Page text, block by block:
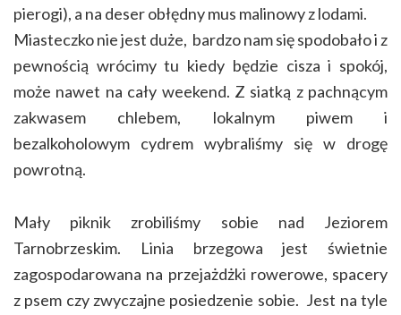
pierogi), a na deser obłędny mus malinowy z lodami.
Miasteczko nie jest duże, bardzo nam się spodobało i z
pewnością wrócimy tu kiedy będzie cisza i spokój,
może nawet na cały weekend. Z siatką z pachnącym
zakwasem chlebem, lokalnym piwem i
bezalkoholowym cydrem wybraliśmy się w drogę
powrotną.
Mały piknik zrobiliśmy sobie nad Jeziorem
Tarnobrzeskim. Linia brzegowa jest świetnie
zagospodarowana na przejażdżki rowerowe, spacery
z psem czy zwyczajne posiedzenie sobie. Jest na tyle